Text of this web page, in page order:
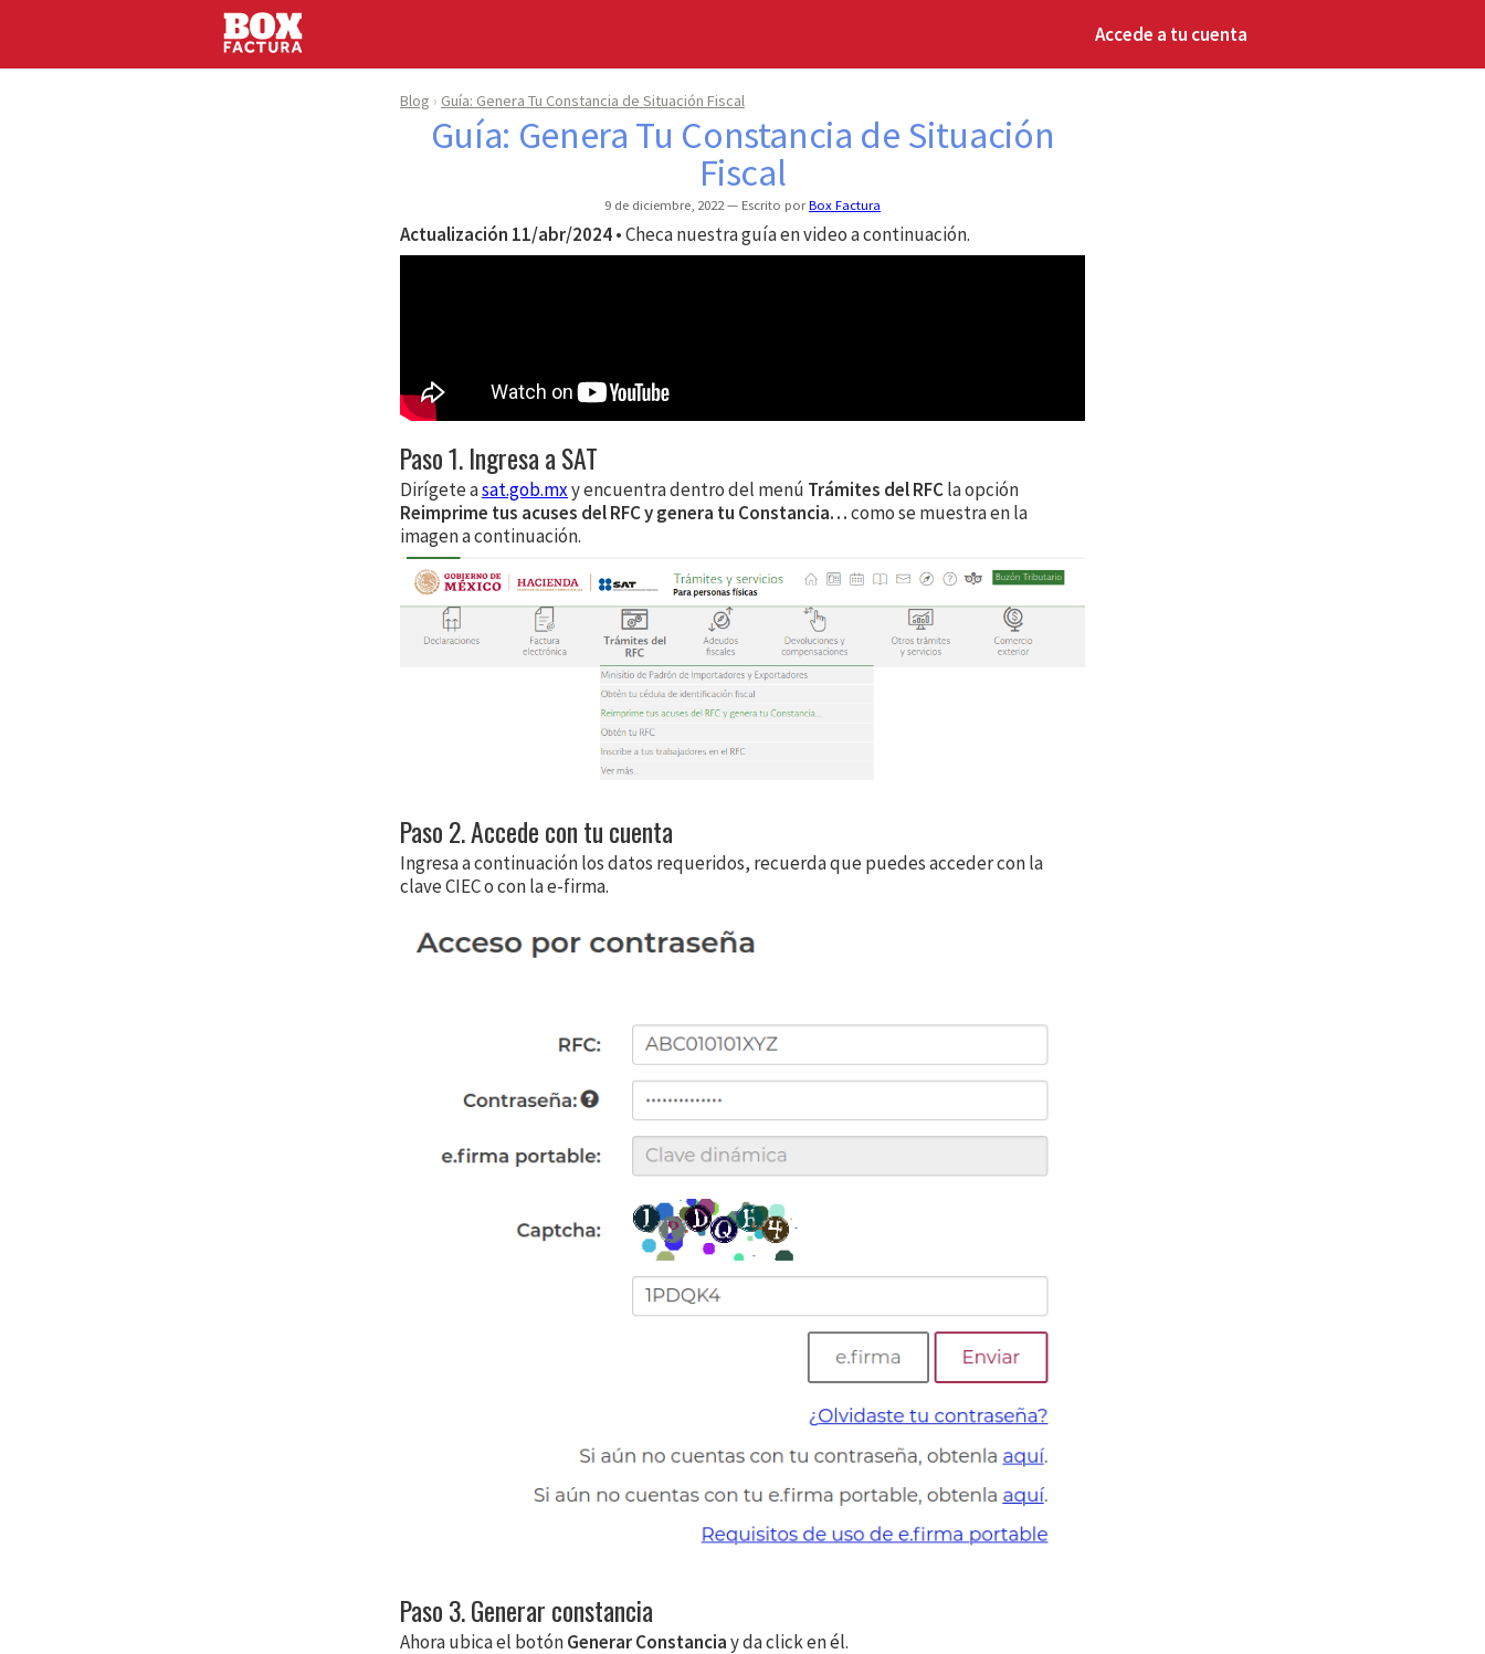
Accede a tu cuenta
Blog Guía: Genera Tu Constancia de Situación Fiscal
Guía: Genera Tu Constancia de Situación
Fiscal
9 de diciembre, 2022 Escrito porBox Factura
Actualización 11/abr/2024• Checa nuestra guía en video a continuación.
Paso 1. Ingresa a SAT
Dirígete asat.gob.mxy encuentra dentro del menú Trámites del RFCla opción
Reimprime tus acuses del RFC y genera tu Constancia…como se muestra en la
imagen a continuación.
Paso 2. Accede con tu cuenta
Ingresa a continuación los datos requeridos, recuerda que puedes acceder con la
clave CIEC o con la e-firma.
Paso 3. Generar constancia
Ahora ubica el botónGenerar Constanciay da click en él.